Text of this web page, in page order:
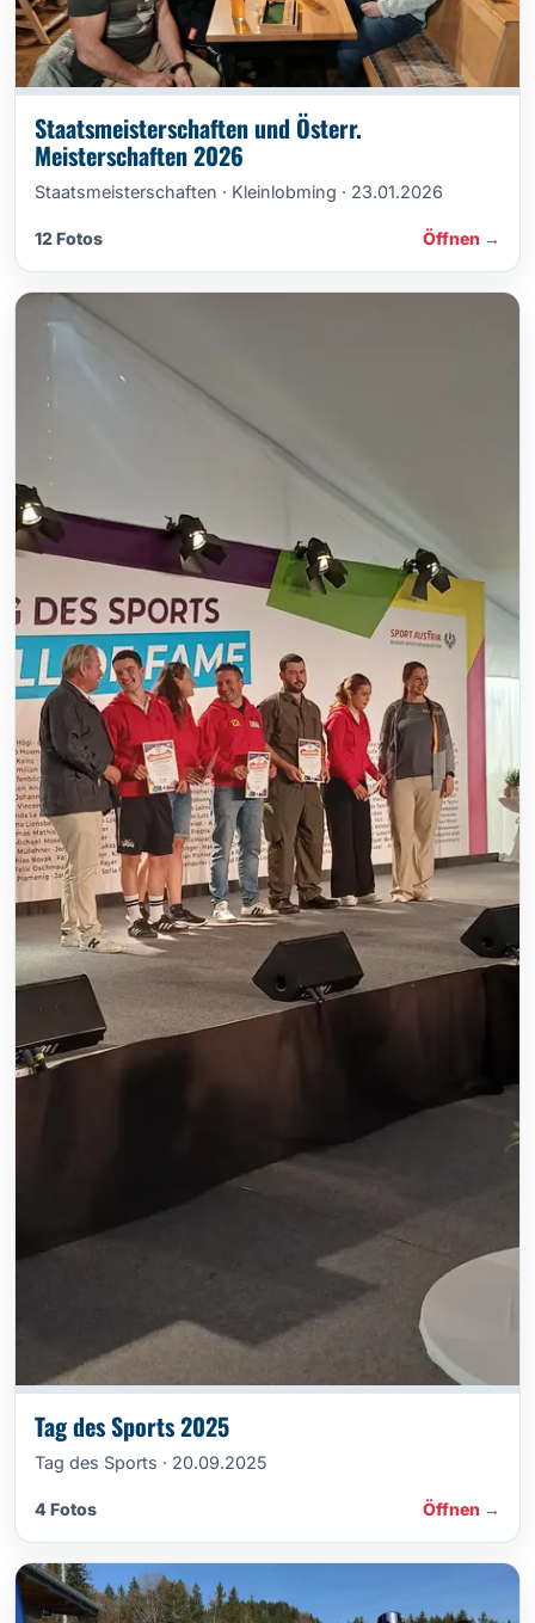
Staatsmeisterschaften und Österr.
Meisterschaften 2026
Staatsmeisterschaften · Kleinlobming · 23.01.2026
12 Fotos Öffnen →
Tag des Sports 2025
Tag des Sports · 20.09.2025
4 Fotos Öffnen →